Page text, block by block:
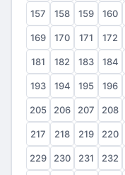
157 158 159 160
169 170 171 172
181 182 183 184
193 194 195 196
205 206 207 208
217 218 219 220
229 230 231 232